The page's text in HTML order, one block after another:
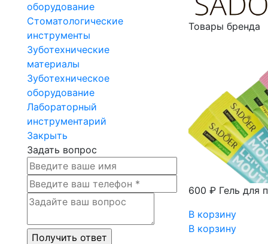
оборудование
Стоматологические
инструменты
Зуботехнические
материалы
Зуботехническое
оборудование
Лабораторный
инструментарий
Закрыть
Задать вопрос
Товары бренда
600 ₽ Гель для
В корзину
В корзину